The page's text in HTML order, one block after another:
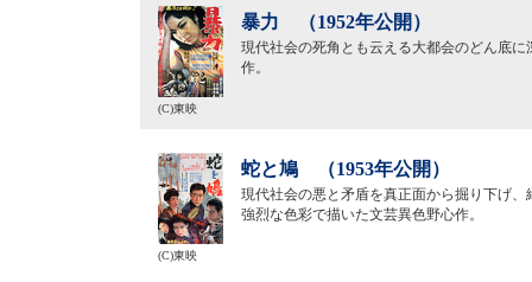
暴力 （1952年公開）
現代社会の死角とも云える大都会のどん底
作。
(C)東映
蛇と鳩 （1953年公開）
現代社会の悪と矛盾を真正面から掘り下げ
強烈な色彩で描いた文芸異色野心作。
(C)東映